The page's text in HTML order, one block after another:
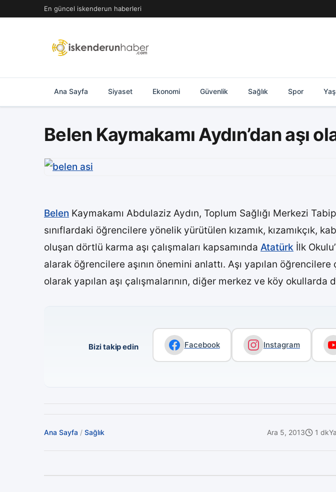
geç
En güncel iskenderun haberleri
Ana Sayfa Siyaset Ekonomi Güvenlik Sağlık Spor
Belen Kaymakamı Aydın’dan aşı
Belen Kaymakamı Abdulaziz Aydın, Toplum Sağlığı Merkezi
sınıflardaki öğrencilere yönelik yürütülen kızamık,
oluşan dörtlü karma aşı çalışmaları kapsamında Atatürk İlk
alarak öğrencilere aşının önemini anlattı. Aşı yapılan
olarak yapılan aşı çalışmalarının, diğer merkez ve köy
Bizi takip edin Facebook Instagram
Ana Sayfa / Sağlık Ara 5, 2013 1 dk